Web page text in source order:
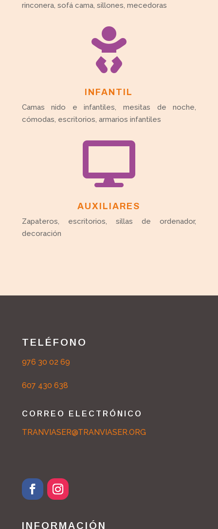
rinconera, sofá cama, sillones, mecedoras

INFANTIL
Camas nido e infantiles, mesitas de noche,
cómodas, escritorios, armarios infantiles

AUXILIARES
Zapateros, escritorios, sillas de ordenador,
decoración
TELÉFONO
976 30 02 69
607 430 638
CORREO ELECTRÓNICO
TRANVIASER@TRANVIASER.ORG
INFORMACIÓN